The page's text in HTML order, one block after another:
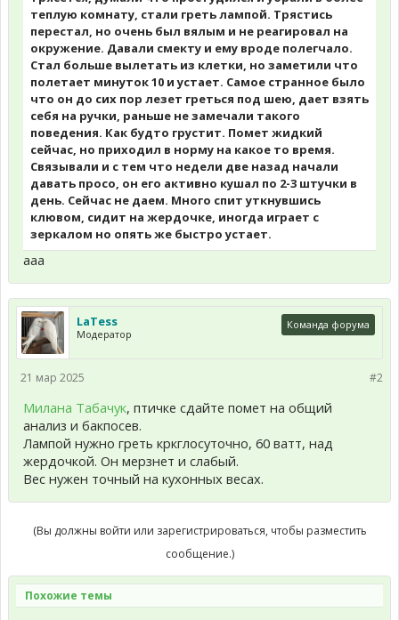
теплую комнату, стали греть лампой. Трястись
перестал, но очень был вялым и не реагировал на
окружение. Давали смекту и ему вроде полегчало.
Стал больше вылетать из клетки, но заметили что
полетает минуток 10 и устает. Самое странное было
что он до сих пор лезет греться под шею, дает взять
себя на ручки, раньше не замечали такого
поведения. Как будто грустит. Помет жидкий
сейчас, но приходил в норму на какое то время.
Связывали и с тем что недели две назад начали
давать просо, он его активно кушал по 2-3 штучки в
день. Сейчас не даем. Много спит уткнувшись
клювом, сидит на жердочке, иногда играет с
зеркалом но опять же быстро устает.
ааа
LaTess
Модератор
Команда форума
#2
21 мар 2025
Милана Табачук, птичке сдайте помет на общий
анализ и бакпосев.
Лампой нужно греть кркглосуточно, 60 ватт, над
жердочкой. Он мерзнет и слабый.
Вес нужен точный на кухонных весах.
(Вы должны войти или зарегистрироваться, чтобы разместить
сообщение.)
Похожие темы